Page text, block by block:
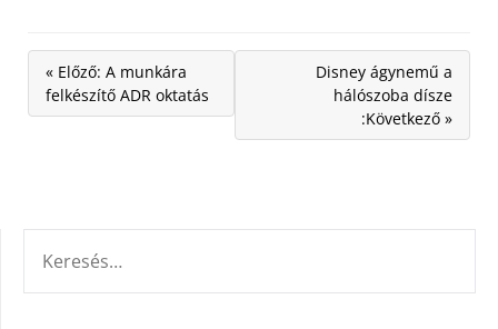
« Előző: A munkára
felkészítő ADR oktatás
Disney ágynemű a
hálószoba dísze
:Következő »